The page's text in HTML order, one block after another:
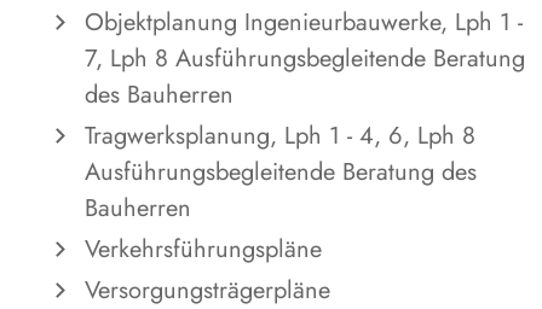
Objektplanung Ingenieurbauwerke, Lph 1 -
7, Lph 8 Ausführungsbegleitende Beratung
des Bauherren
Tragwerksplanung, Lph 1 - 4, 6, Lph 8
Ausführungsbegleitende Beratung des
Bauherren
Verkehrsführungspläne
Versorgungsträgerpläne